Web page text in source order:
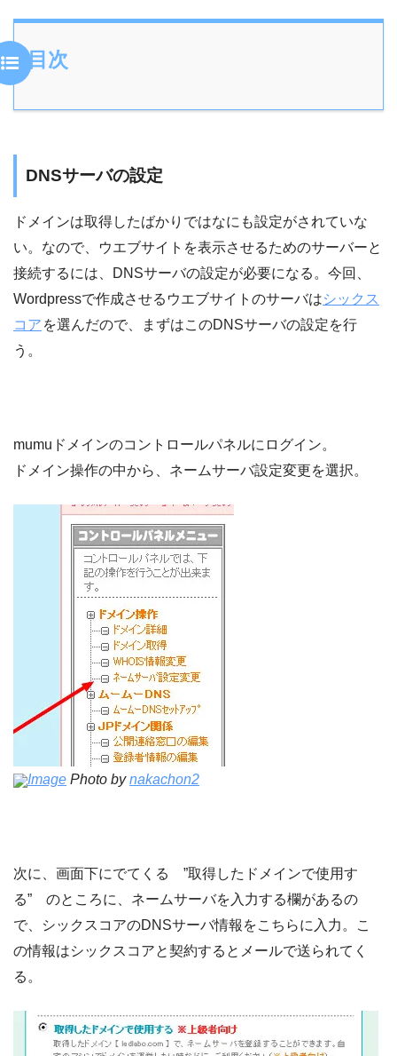
目次
DNSサーバの設定
ドメインは取得したばかりではなにも設定がされていな
い。なので、ウエブサイトを表示させるためのサーバーと
接続するには、DNSサーバの設定が必要になる。今回、
Wordpressで作成させるウエブサイトのサーバはシックス
コア を選んだので、まずはこのDNSサーバの設定を行
う。
mumuドメインのコントロールパネルにログイン。
ドメイン操作の中から、ネームサーバ設定変更を選択。
Image Photo bynakachon2
次に、画面下にでてくる ”取得したドメインで使用す
る” のところに、ネームサーバを入力する欄があるの
で、シックスコアのDNSサーバ情報をこちらに入力。こ
の情報はシックスコアと契約するとメールで送られてく
る。